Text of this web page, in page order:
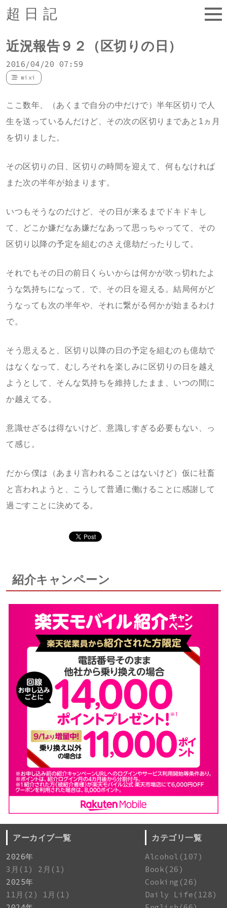
超日記
近況報告９２（区切りの日）
2016/04/20 07:59
mixi
ここ数年、（あくまで自分の中だけで）半年区切りで人
生を送っているんだけど、その次の区切りまであと1ヵ月
を切りました。
その区切りの日、区切りの時間を迎えて、何もなければ
また次の半年が始まります。
いつもそうなのだけど、その日が来るまでドキドキし
て、どこか嫌だなあ嫌だなあって思っちゃってて、その
区切り以降の予定を組むのさえ億劫だったりして。
それでもその日の前日くらいからは何かが吹っ切れたよ
うな気持ちになって、で、その日を迎える。結局何がど
うなっても次の半年や、それに繋がる何かが始まるわけ
で。
そう思えると、区切り以降の日の予定を組むのも億劫で
はなくなって、むしろそれを楽しみに区切りの日を越え
ようとして、そんな気持ちを維持したまま、いつの間に
か越えてる。
意識せざるは得ないけど、意識しすぎる必要もない、っ
て感じ。
だから僕は（あまり言われることはないけど）仮に社畜
と言われようと、こうして普通に働けることに感謝して
過ごすことに決めてる。
紹介キャンペーン
アーカイブ一覧
2026年
3月(1)
2月(1)
2025年
11月(2)
1月(1)
カテゴリ一覧
Alcohol(107)
Book(26)
Cooking(26)
Daily Life(128)